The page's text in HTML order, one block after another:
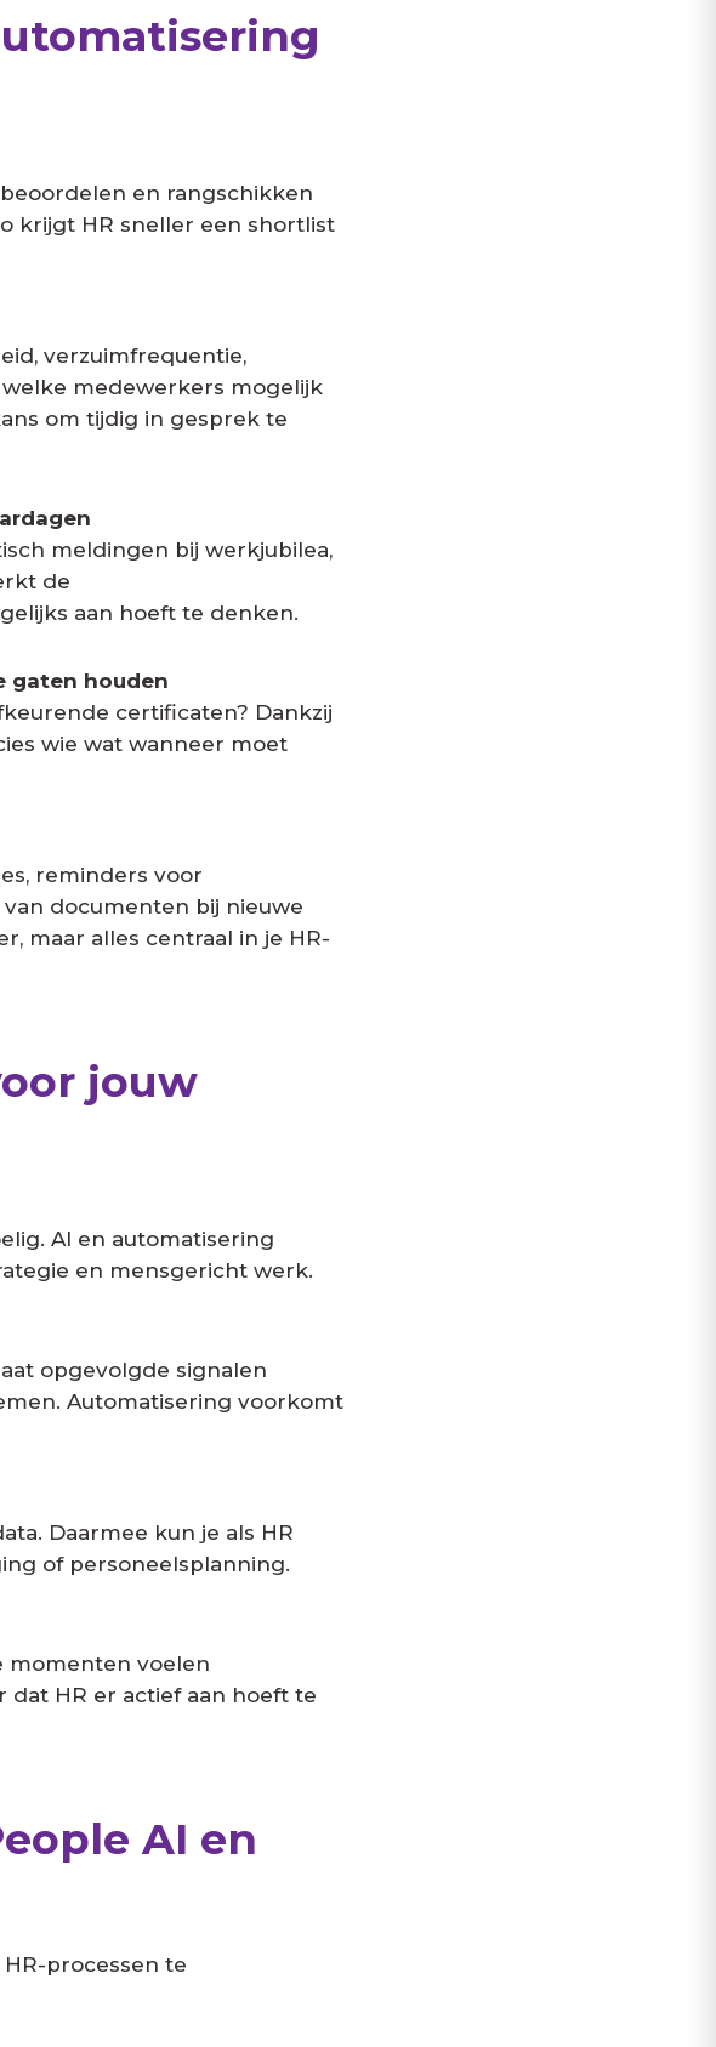
en rangschikken
krijgt HR sneller een shortlist
verzuimfrequentie,
medewerkers mogelijk
om tijdig in gesprek te
meldingen bij werkjubilea,
de
aan hoeft te denken.
gaten houden
certificaten? Dankzij
wie wat wanneer moet
reminders voor
documenten bij nieuwe
maar alles centraal in je HR-
jouw
AI en automatisering
en mensgericht werk.
opgevolgde signalen
Automatisering voorkomt
Daarmee kun je als HR
of personeelsplanning.
momenten voelen
dat HR er actief aan hoeft te
AI en
processen te